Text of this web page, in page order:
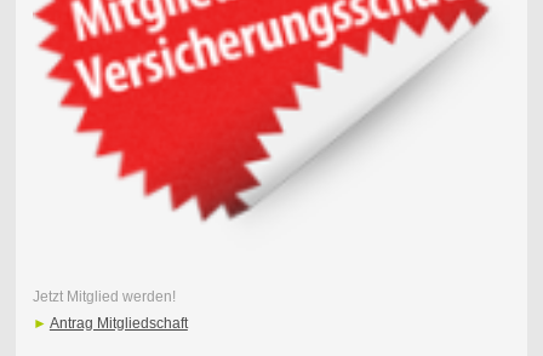
Jetzt Mitglied werden!
► Antrag Mitgliedschaft